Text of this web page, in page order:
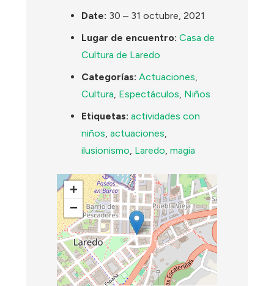
Date: 30 – 31 octubre, 2021
Lugar de encuentro: Casa de
Cultura de Laredo
Categorías: Actuaciones
Cultura Espectáculos Niños
Etiquetas: actividades con
niños ,actuaciones
ilusionismo Laredo ,magia
+
−